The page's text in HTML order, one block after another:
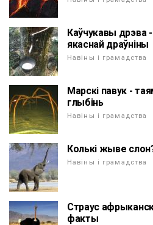
Каўчукавы дрэва -
якаснай драўніны
Навіны і грамадства
Марскі павук -
глыбінь
Навіны і грамадства
Колькі жыве
Навіны і грамадства
Страус
факты